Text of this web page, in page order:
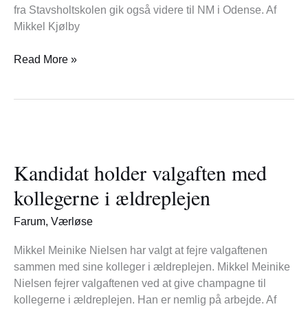
fra Stavsholtskolen gik også videre til NM i Odense. Af
Mikkel Kjølby
Read More »
Kandidat holder valgaften med
kollegerne i ældreplejen
Farum, Værløse
Mikkel Meinike Nielsen har valgt at fejre valgaftenen
sammen med sine kolleger i ældreplejen. Mikkel Meinike
Nielsen fejrer valgaftenen ved at give champagne til
kollegerne i ældreplejen. Han er nemlig på arbejde. Af
valgaften
med
kollegerne
i